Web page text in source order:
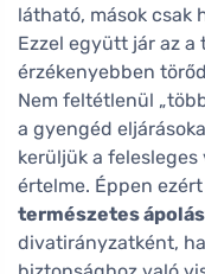
látható, mások csak
Ezzel együtt jár az
érzékenyebben
Nem feltétlenül
a gyengéd
kerüljük a
értelme. Éppen
természetes
divatirányzatként,